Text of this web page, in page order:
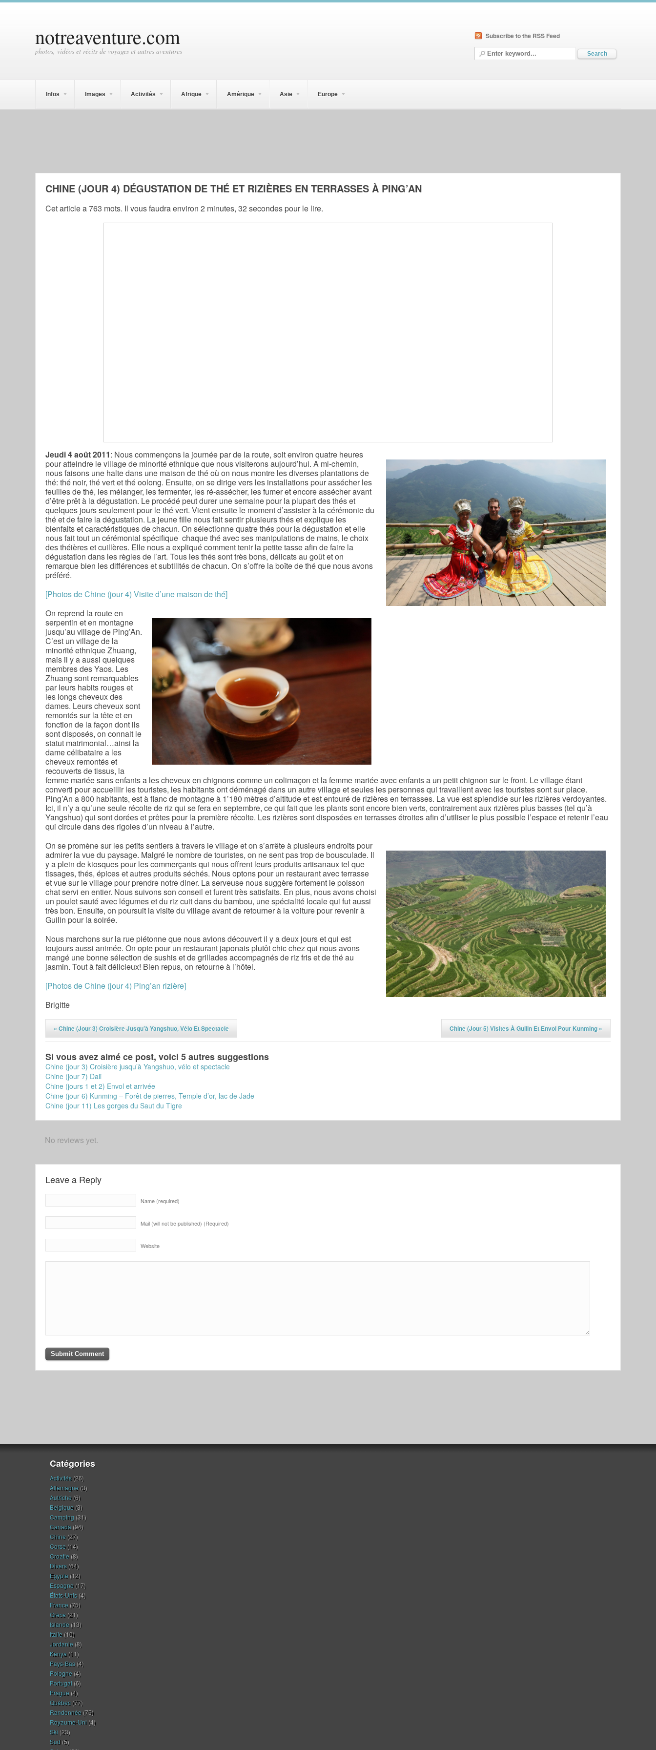
notreaventure.com
photos, vidéos et récits de voyages et autres aventures
Subscribe to the RSS Feed
Infos Images Activités Afrique Amérique Asie Europe
CHINE (JOUR 4) DÉGUSTATION DE THÉ ET RIZIÈRES EN TERRASSES À PING’AN
Cet article a 763 mots. Il vous faudra environ 2 minutes, 32 secondes pour le lire.
Jeudi 4 août 2011: Nous commençons la journée par de la route, soit environ quatre heures
pour atteindre le village de minorité ethnique que nous visiterons aujourd’hui. A mi-chemin,
nous faisons une halte dans une maison de thé où on nous montre les diverses plantations de
thé: thé noir, thé vert et thé oolong. Ensuite, on se dirige vers les installations pour assécher les
feuilles de thé, les mélanger, les fermenter, les ré-assécher, les fumer et encore assécher avant
d’être prêt à la dégustation. Le procédé peut durer une semaine pour la plupart des thés et
quelques jours seulement pour le thé vert. Vient ensuite le moment d’assister à la cérémonie du
thé et de faire la dégustation. La jeune fille nous fait sentir plusieurs thés et explique les
bienfaits et caractéristiques de chacun. On sélectionne quatre thés pour la dégustation et elle
nous fait tout un cérémonial spécifique chaque thé avec ses manipulations de mains, le choix
des théières et cuillères. Elle nous a expliqué comment tenir la petite tasse afin de faire la
dégustation dans les règles de l’art. Tous les thés sont très bons, délicats au goût et on
remarque bien les différences et subtilités de chacun. On s’offre la boîte de thé que nous avons
préféré.
[Photos de Chine (jour 4) Visite d’une maison de thé]
On reprend la route en
serpentin et en montagne
jusqu’au village de Ping’An.
C’est un village de la
minorité ethnique Zhuang,
mais il y a aussi quelques
membres des Yaos. Les
Zhuang sont remarquables
par leurs habits rouges et
les longs cheveux des
dames. Leurs cheveux sont
remontés sur la tête et en
fonction de la façon dont ils
sont disposés, on connait le
statut matrimonial…ainsi la
dame célibataire a les
cheveux remontés et
recouverts de tissus, la
femme mariée sans enfants a les cheveux en chignons comme un colimaçon et la femme mariée avec enfants a un petit chignon sur le front. Le village étant
converti pour accueillir les touristes, les habitants ont déménagé dans un autre village et seules les personnes qui travaillent avec les touristes sont sur place.
Ping’An a 800 habitants, est à flanc de montagne à 1’180 mètres d’altitude et est entouré de rizières en terrasses. La vue est splendide sur les rizières verdoyantes.
Ici, il n’y a qu’une seule récolte de riz qui se fera en septembre, ce qui fait que les plants sont encore bien verts, contrairement aux rizières plus basses (tel qu’à
Yangshuo) qui sont dorées et prêtes pour la première récolte. Les rizières sont disposées en terrasses étroites afin d’utiliser le plus possible l’espace et retenir l’eau
qui circule dans des rigoles d’un niveau à l’autre.
On se promène sur les petits sentiers à travers le village et on s’arrête à plusieurs endroits pour
admirer la vue du paysage. Malgré le nombre de touristes, on ne sent pas trop de bousculade. Il
y a plein de kiosques pour les commerçants qui nous offrent leurs produits artisanaux tel que
tissages, thés, épices et autres produits séchés. Nous optons pour un restaurant avec terrasse
et vue sur le village pour prendre notre diner. La serveuse nous suggère fortement le poisson
chat servi en entier. Nous suivons son conseil et furent très satisfaits. En plus, nous avons choisi
un poulet sauté avec légumes et du riz cuit dans du bambou, une spécialité locale qui fut aussi
très bon. Ensuite, on poursuit la visite du village avant de retourner à la voiture pour revenir à
Guilin pour la soirée.
Nous marchons sur la rue piétonne que nous avions découvert il y a deux jours et qui est
toujours aussi animée. On opte pour un restaurant japonais plutôt chic chez qui nous avons
mangé une bonne sélection de sushis et de grillades accompagnés de riz fris et de thé au
jasmin. Tout à fait délicieux! Bien repus, on retourne à l’hôtel.
[Photos de Chine (jour 4) Ping’an rizière]
Brigitte
« Chine (jour 3) Croisière Jusqu’à Yangshuo, Vélo Et Spectacle Chine (jour 5) Visites À Guilin Et Envol Pour Kunming »
Si vous avez aimé ce post, voici 5 autres suggestions
Chine (jour 3) Croisière jusqu’à Yangshuo, vélo et spectacle
Chine (jour 7) Dali
Chine (jours 1 et 2) Envol et arrivée
Chine (jour 6) Kunming – Forêt de pierres, Temple d’or, lac de Jade
Chine (jour 11) Les gorges du Saut du Tigre
No reviews yet.
Leave a Reply
Name (required)
Mail (will not be published) (Required)
Website
Catégories
Activités (26)
Allemagne (3)
Autriche (6)
Belgique (3)
Camping (31)
Canada (94)
Chine (27)
Corse (14)
Croatie (8)
Divers (64)
Egypte (12)
Espagne (17)
États-Unis (4)
France (75)
Grèce (21)
Islande (13)
Italie (10)
Jordanie (8)
Kenya (11)
Pays-Bas (4)
Pologne (4)
Portugal (6)
Prague (4)
Québec(77)
Randonnée (75)
Royaume-Uni (4)
Ski (23)
Sud (5)